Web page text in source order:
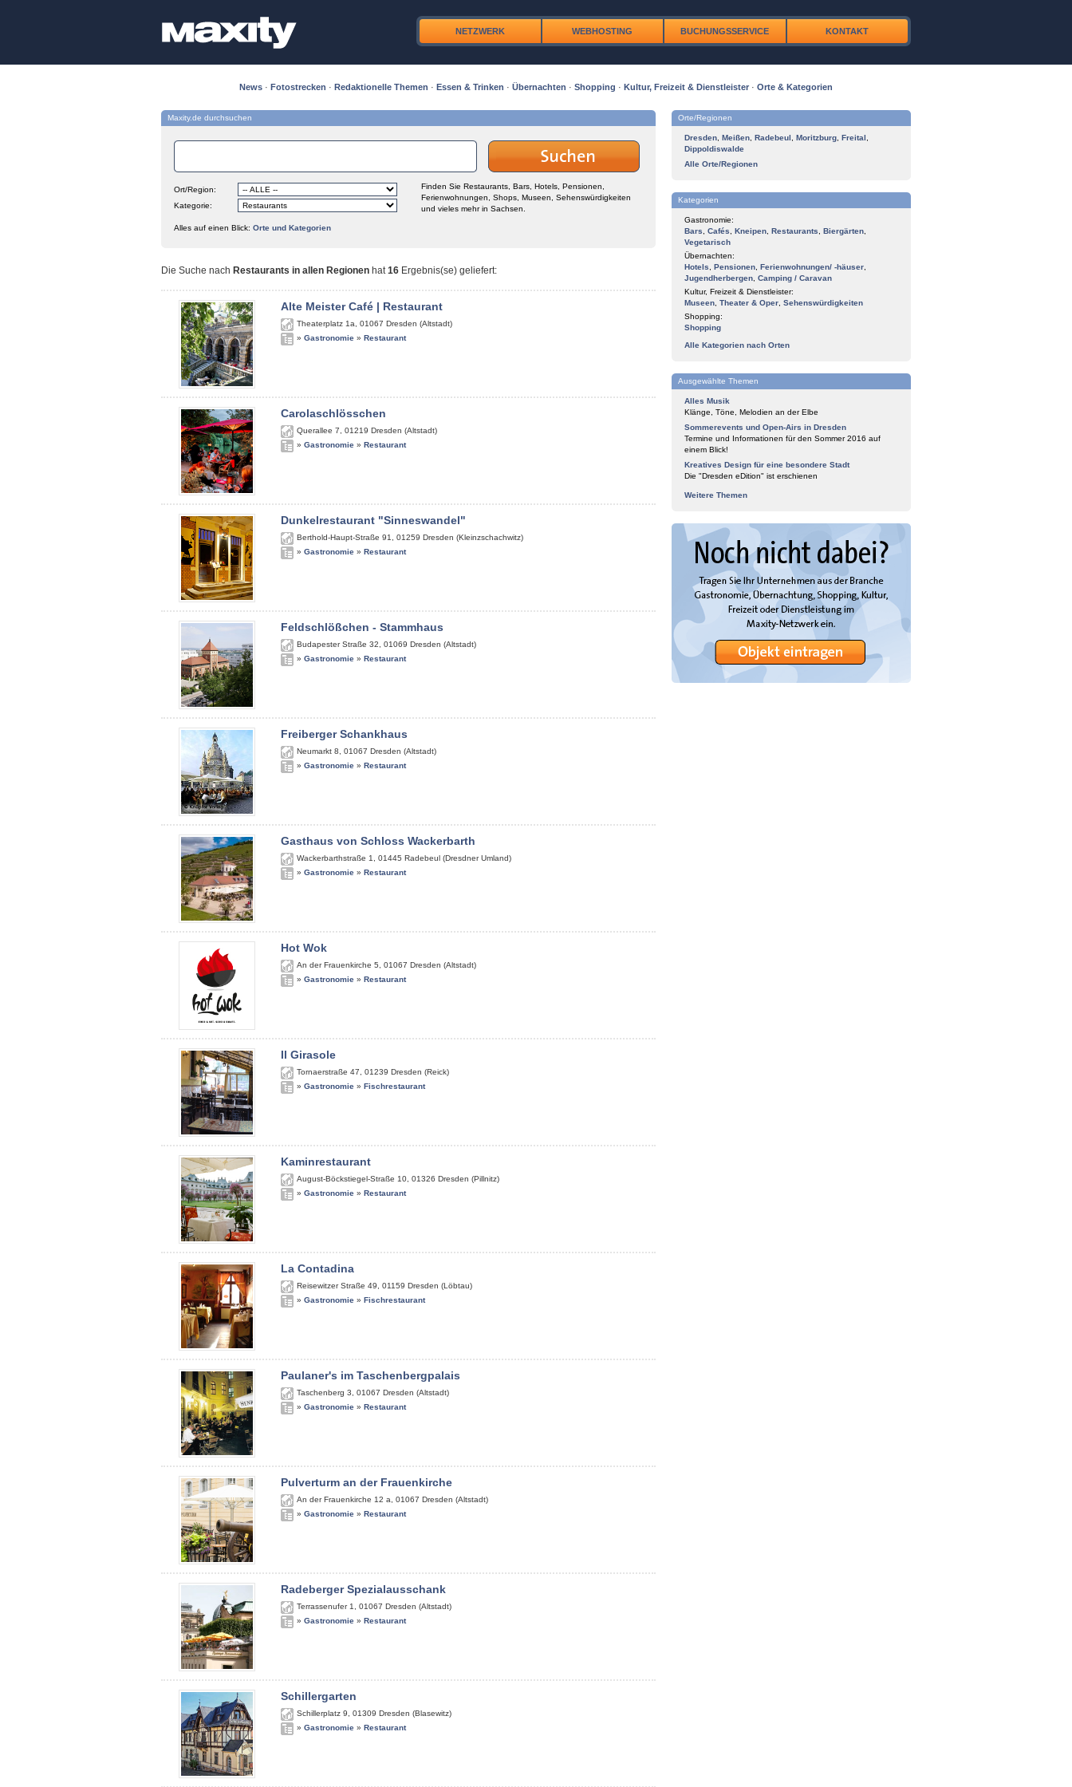
NETZWERK WEBHOSTING BUCHUNGSSERVICE KONTAKT
News · Fotostrecken · Redaktionelle Themen · Essen & Trinken · Übernachten · Shopping · Kultur, Freizeit & Dienstleister · Orte & Kategorien
Maxity.de durchsuchen
Ort/Region:
Kategorie:
Finden Sie Restaurants, Bars, Hotels, Pensionen,
Ferienwohnungen, Shops, Museen, Sehenswürdigkeiten
und vieles mehr in Sachsen.
Alles auf einen Blick: Orte und Kategorien
Die Suche nach Restaurants in allen Regionen hat16 Ergebnis(se) geliefert:
Alte Meister Café | Restaurant
Theaterplatz 1a 01067 Dresden (Altstadt)
» Gastronomie » Restaurant
Carolaschlösschen
Querallee 7 01219 Dresden (Altstadt)
» Gastronomie » Restaurant
Dunkelrestaurant "Sinneswandel"
Berthold-Haupt-Straße 91 01259 Dresden (Kleinzschachwitz)
» Gastronomie » Restaurant
Feldschlößchen - Stammhaus
Budapester Straße 32 01069 Dresden (Altstadt)
» Gastronomie » Restaurant
Freiberger Schankhaus
Neumarkt 8 01067 Dresden (Altstadt)
» Gastronomie » Restaurant
Gasthaus von Schloss Wackerbarth
Wackerbarthstraße 1 01445 Radebeul (Dresdner Umland)
» Gastronomie » Restaurant
Hot Wok
An der Frauenkirche 5 01067 Dresden (Altstadt)
» Gastronomie » Restaurant
Il Girasole
Tornaerstraße 47 01239 Dresden (Reick)
» Gastronomie » Fischrestaurant
Kaminrestaurant
August-Böckstiegel-Straße 10 01326 Dresden (Pillnitz)
» Gastronomie » Restaurant
La Contadina
Reisewitzer Straße 49 01159 Dresden (Löbtau)
» Gastronomie » Fischrestaurant
Paulaner's im Taschenbergpalais
Taschenberg 3 01067 Dresden (Altstadt)
» Gastronomie » Restaurant
Pulverturm an der Frauenkirche
An der Frauenkirche 12 a 01067 Dresden (Altstadt)
» Gastronomie » Restaurant
Radeberger Spezialausschank
Terrassenufer 1 01067 Dresden (Altstadt)
» Gastronomie » Restaurant
Schillergarten
Schillerplatz 9 01309 Dresden (Blasewitz)
» Gastronomie » Restaurant
Orte/Regionen
Dresden Meißen Radebeul Moritzburg Freital
Dippoldiswalde
Alle Orte/Regionen
Kategorien
Gastronomie:
Bars
Cafés Kneipen Restaurants Biergärten
Vegetarisch
Übernachten:
Hotels
Pensionen Ferienwohnungen/ -häuser
Jugendherbergen Camping / Caravan
Kultur, Freizeit & Dienstleister:
Museen Theater & Oper Sehenswürdigkeiten
Shopping:
Shopping
Alle Kategorien nach Orten
Ausgewählte Themen
Alles Musik
Klänge, Töne, Melodien an der Elbe
Sommerevents und Open-Airs in Dresden
Termine und Informationen für den Sommer 2016 auf
einem Blick!
Kreatives Design für eine besondere Stadt
Die "Dresden eDition" ist erschienen
Weitere Themen